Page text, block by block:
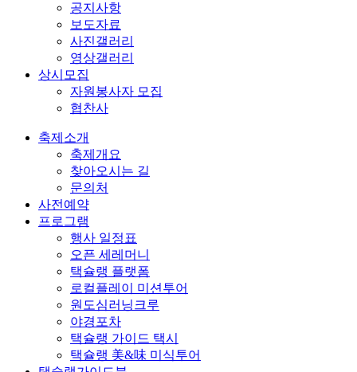
공지사항
보도자료
사진갤러리
영상갤러리
상시모집
자원봉사자 모집
협찬사
축제소개
축제개요
찾아오시는 길
문의처
사전예약
프로그램
행사 일정표
오픈 세레머니
택슐랭 플랫폼
로컬플레이 미션투어
원도심러닝크루
야경포차
택슐랭 가이드 택시
택슐랭 美&味 미식투어